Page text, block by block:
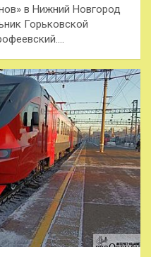
в Нижний Новгород
Горьковской